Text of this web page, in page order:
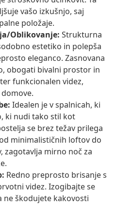
vašo izkušnjo, saj
položaje.
Oblikovanje: Strukturna
estetiko in polepša
eleganco. Zasnovana
obogati bivalni prostor in
funkcionalen videz,
Idealen je v spalnicah, ki
ki nudi tako stil kot
se brez težav prilega
minimalističnih loftov do
zagotavlja mirno noč za
Redno preprosto brisanje s
videz. Izogibajte se
ne škodujete kakovosti